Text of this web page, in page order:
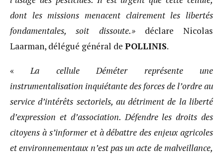
dont les missions menacent clairement les libertés
fondamentales, soit dissoute.» déclare Nicolas
Laarman, délégué général de POLLINIS.
« La cellule Déméter représente une
instrumentalisation inquiétante des forces de l’ordre au
service d’intérêts sectoriels, au détriment de la liberté
d’expression et d’association. Défendre les droits des
citoyens à s’informer et à débattre des enjeux agricoles
et environnementaux n’est pas un acte de malveillance,